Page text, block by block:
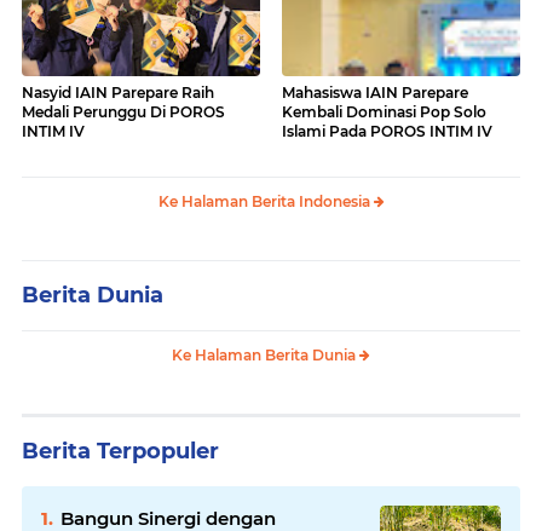
Nasyid IAIN Parepare Raih
Medali Perunggu Di POROS
INTIM IV
Mahasiswa IAIN Parepare
Kembali Dominasi Pop Solo
Islami Pada POROS INTIM IV
Ke Halaman Berita Indonesia
Berita Dunia
Ke Halaman Berita Dunia
Berita Terpopuler
Bangun Sinergi dengan